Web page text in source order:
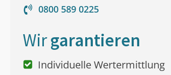
0800 589 0225
Wirgarantieren
Individuelle Wertermittlung